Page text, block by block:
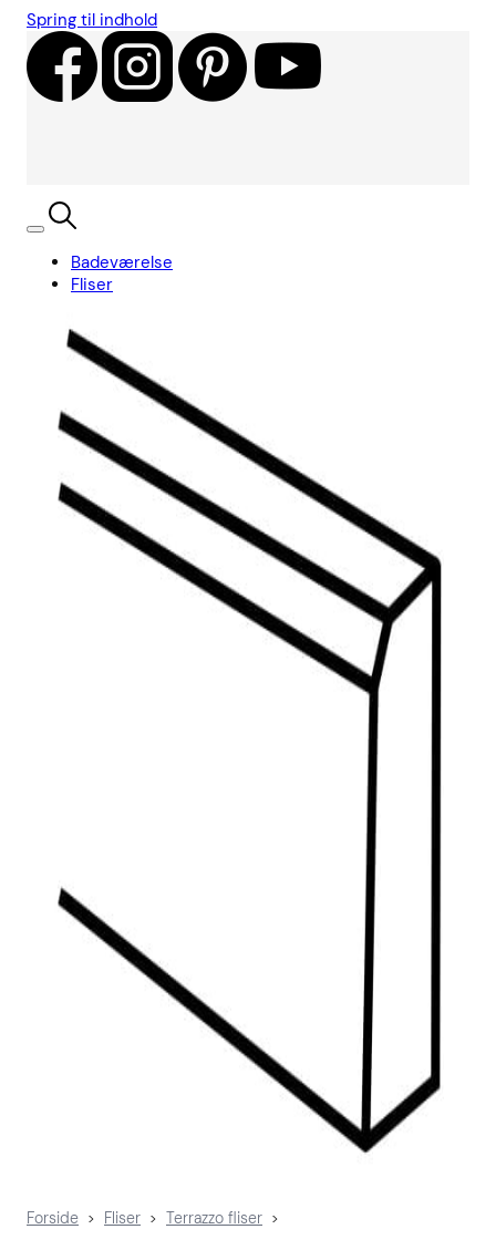
Spring til indhold
Badeværelse
Fliser
Kundecases
Showroom Søg KurvBook
indretningskonsulent
Forside > Fliser > Terrazzo fliser >